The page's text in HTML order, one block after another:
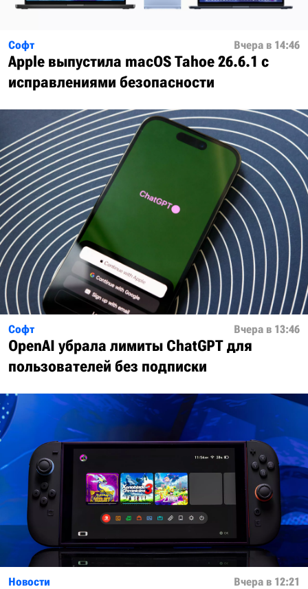
Софт Вчера в 14:46
Apple выпустила macOS Tahoe 26.6.1 с
исправлениями безопасности
Софт Вчера в 13:46
OpenAI убрала лимиты ChatGPT для
пользователей без подписки
Новости Вчера в 12:21